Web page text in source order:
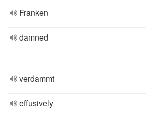
Franken
damned
verdammt
effusively